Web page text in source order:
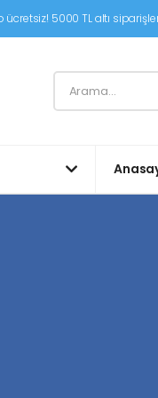
5000 TL altı